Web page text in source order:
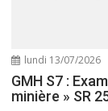
lundi 13/07/2026
GMH S7 :
minière » SR